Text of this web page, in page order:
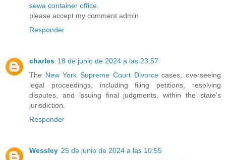
sewa container office.
please accept my comment admin
Responder
charles 18 de junio de 2024 a las 23:57
The New York Supreme Court Divorcecases, overseeing
legal proceedings, including filing petitions, resolving
disputes, and issuing final judgments, within the state's
jurisdiction.
Responder
Wessley 25 de junio de 2024 a las 10:55